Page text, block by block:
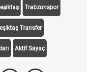
Trabzonspor
Transfer
Aktif Sayaç